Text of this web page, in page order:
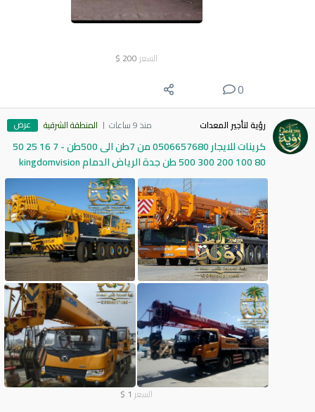
السعر 200
$
0
رؤية لتأجير المعدات منذ 9 ساعات المنطقة الشرقية عرض
كرينات للايجار 0506657680 من 7طن الى 500طن - 7 16 25 50
80 100 200 300 500 طن جدة الرياض الدمام kingdomvision
السعر 1
$